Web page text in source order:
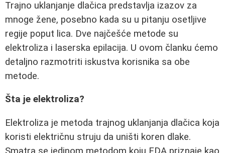
Trajno uklanjanje dlačica predstavlja izazov za
mnoge žene, posebno kada su u pitanju osetljive
regije poput lica. Dve najčešće metode su
elektroliza i laserska epilacija. U ovom članku ćemo
detaljno razmotriti iskustva korisnika sa obe
metode.
Šta je elektroliza?
Elektroliza je metoda trajnog uklanjanja dlačica koja
koristi električnu struju da uništi koren dlake.